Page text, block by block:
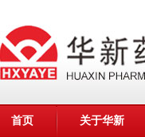
首页 关于华新